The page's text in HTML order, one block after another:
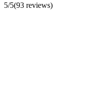
5/5(93 reviews)